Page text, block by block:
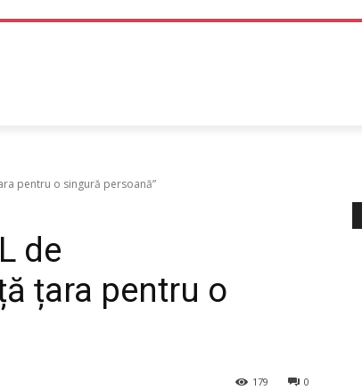
pentru o singură persoană”
de
țara pentru o
0
179